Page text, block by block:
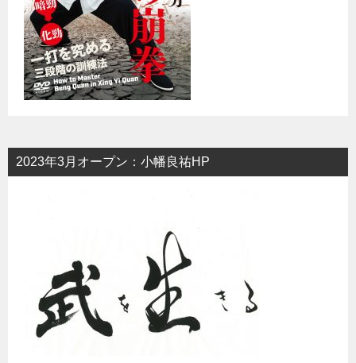
2023年3月オープン：小幡良祐HP